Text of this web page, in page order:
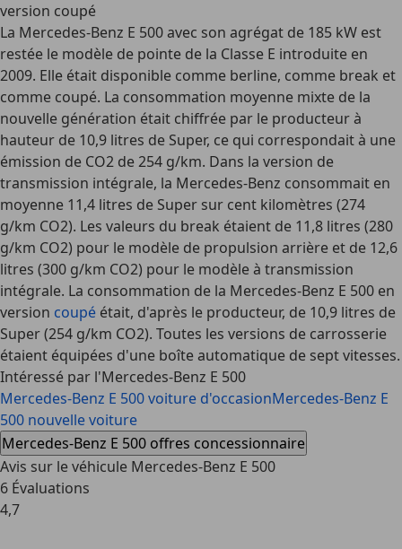
version coupé
La Mercedes-Benz E 500 avec son agrégat de 185 kW est
restée le modèle de pointe de la Classe E introduite en
2009. Elle était disponible comme berline, comme break et
comme coupé. La consommation moyenne mixte de la
nouvelle génération était chiffrée par le producteur à
hauteur de 10,9 litres de Super, ce qui correspondait à une
émission de CO2 de 254 g/km. Dans la version de
transmission intégrale, la Mercedes-Benz consommait en
moyenne 11,4 litres de Super sur cent kilomètres (274
g/km CO2). Les valeurs du break étaient de 11,8 litres (280
g/km CO2) pour le modèle de propulsion arrière et de 12,6
litres (300 g/km CO2) pour le modèle à transmission
intégrale. La consommation de la Mercedes-Benz E 500 en
version coupé était, d'après le producteur, de 10,9 litres de
Super (254 g/km CO2). Toutes les versions de carrosserie
étaient équipées d'une boîte automatique de sept vitesses.
Intéressé par l'Mercedes-Benz E 500
Mercedes-Benz E 500 voiture d'occasionMercedes-Benz E
500 nouvelle voiture
Mercedes-Benz E 500 offres concessionnaire
Avis sur le véhicule Mercedes-Benz E 500
6 Évaluations
4,7